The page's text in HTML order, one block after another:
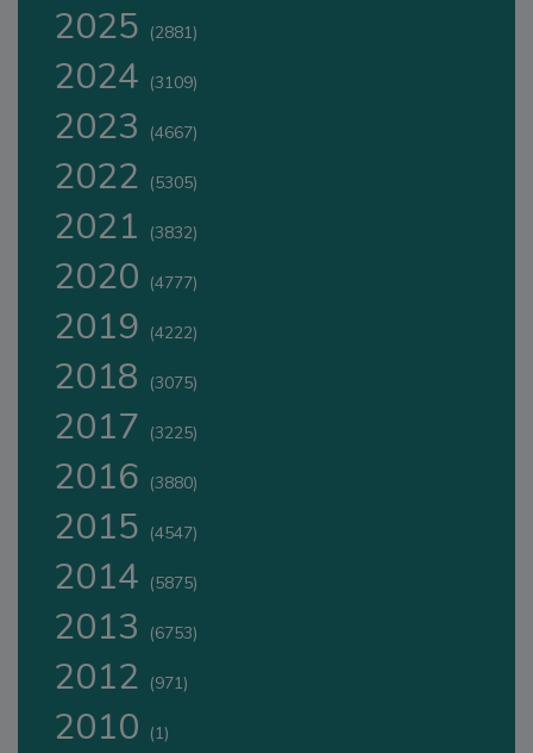
2025 (2881)
2024 (3109)
2023 (4667)
2022 (5305)
2021 (3832)
2020 (4777)
2019 (4222)
2018 (3075)
2017 (3225)
2016 (3880)
2015 (4547)
2014 (5875)
2013 (6753)
2012 (971)
2010 (1)